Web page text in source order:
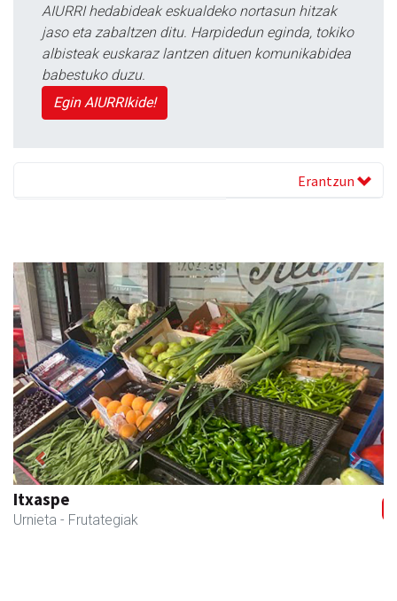
AIURRI hedabideak eskualdeko nortasun hitzak
jaso eta zabaltzen ditu. Harpidedun eginda, tokiko
albisteak euskaraz lantzen dituen komunikabidea
babestuko duzu.
Egin AIURRIkide!
Erantzun
Itxaspe
Urnieta - Frutategiak
Previous Next